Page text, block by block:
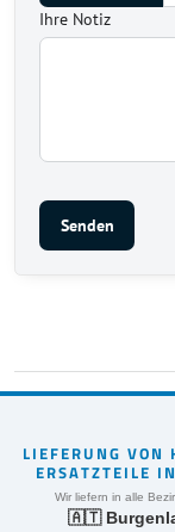
Ihre Notiz
Senden
LIEFERUNG VON
ERSATZTEILE
Wir liefern in alle
🇦🇹